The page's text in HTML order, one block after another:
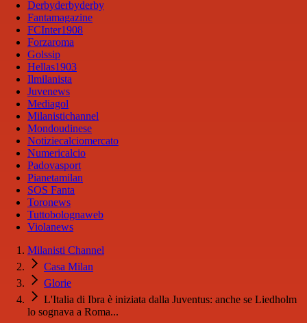
Derbyderbyderby
Fantamagazine
FCInter1908
Forzaroma
Golssip
Hellas1903
Ilmilanista
Juvenews
Mediagol
Milanistichannel
Mondoudinese
Notiziecalciomercato
Numericalcio
Padovasport
Pianetamilan
SOS Fanta
Toronews
Tuttobolognaweb
Violanews
Milanisti Channel
Casa Milan
Glorie
L'Italia di Ibra è iniziata dalla Juventus: anche se Liedholm
lo sognava a Roma...